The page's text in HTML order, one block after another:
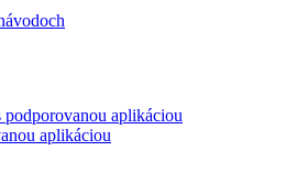
podporovanou aplikáciou
aplikáciou